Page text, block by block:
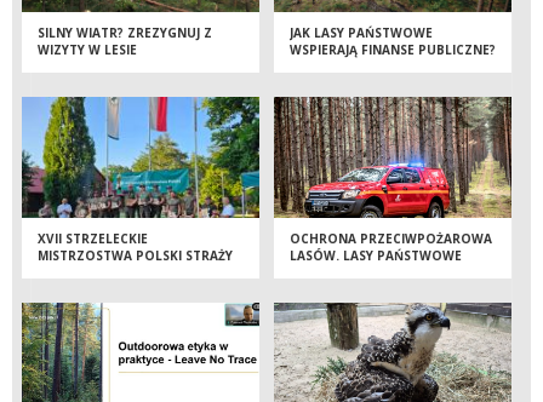
SILNY WIATR? ZREZYGNUJ Z
WIZYTY W LESIE
JAK LASY PAŃSTWOWE
WSPIERAJĄ FINANSE PUBLICZNE?
XVII STRZELECKIE
MISTRZOSTWA POLSKI STRAŻY
RYWALIZACJI
OCHRONA PRZECIWPOŻAROWA
LASÓW. LASY PAŃSTWOWE
GAŚNICZE